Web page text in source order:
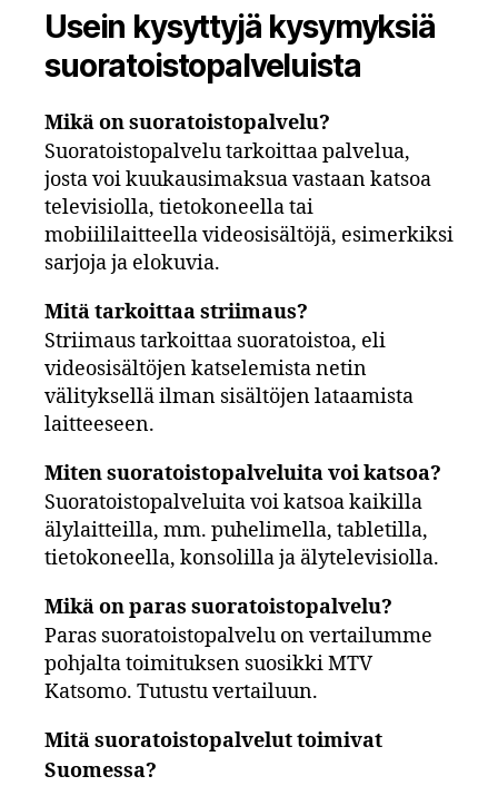
Usein kysyttyjä kysymyksiä
suoratoistopalveluista
Mikä on suoratoistopalvelu?
Suoratoistopalvelu tarkoittaa palvelua,
josta voi kuukausimaksua vastaan katsoa
televisiolla, tietokoneella tai
mobiililaitteella videosisältöjä, esimerkiksi
sarjoja ja elokuvia.
Mitä tarkoittaa striimaus?
Striimaus tarkoittaa suoratoistoa, eli
videosisältöjen katselemista netin
välityksellä ilman sisältöjen lataamista
laitteeseen.
Miten suoratoistopalveluita voi katsoa?
Suoratoistopalveluita voi katsoa kaikilla
älylaitteilla, mm. puhelimella, tabletilla,
tietokoneella, konsolilla ja älytelevisiolla.
Mikä on paras suoratoistopalvelu?
Paras suoratoistopalvelu on vertailumme
pohjalta toimituksen suosikki MTV
Katsomo. Tutustu vertailuun.
Mitä suoratoistopalvelut toimivat
Suomessa?